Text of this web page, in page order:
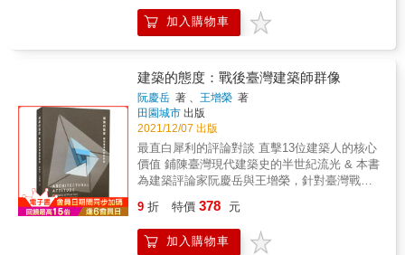
事過建築的人，或多或少都可稱為「Little
People Architect」吧。謹以本書，提醒自己永
遠不忘熱愛建築的初衷，紀念曾經參與過的那
些無數徹夜未眠趕圖、在沉默與自嗨之間喃喃
自語、笑淚交織的建築時光。
內、景觀與都市的設計師，試圖補述女性在建
築領域的歷史。 & 在疫情爆發的2020年，台灣
的重要物件，並試圖以貼近日常的提問，拼湊
出她們的斜槓人生。透過凝視這些物件，我們
期許呈現當代建築專業的多樣性，更從不同的
角度理解建築這個行業。
加入購物車
建築的態度：戰後臺灣建築師群像
阮慶岳 著 、王增榮 著
田園城市 出版
2021/12/07 出版
最直白犀利的評論對談 直擊13位建築人的核心
價值 鋪陳臺灣現代建築史的半世紀流光 & 本書
為建築評論家阮慶岳與王增榮，針對臺灣戰後
中以經典凝視、開東合西、人與土地劃分為三
個時代── & 先是戰後至六○年代、結合現代建
築與中國傳統的王大閎、陳其寬、李承寬，以
9 折 特價 378 元
加入購物車